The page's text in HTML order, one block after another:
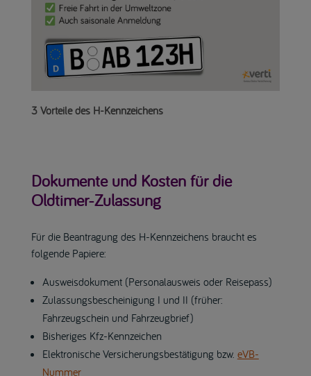
3 Vorteile des H-Kennzeichens
Dokumente und Kosten für die
Oldtimer-Zulassung
Für die Beantragung des H-Kennzeichens braucht es
folgende Papiere:
Ausweisdokument (Personalausweis oder Reisepass)
Zulassungsbescheinigung I und II (früher:
Fahrzeugschein und Fahrzeugbrief)
Bisheriges Kfz-Kennzeichen
Elektronische Versicherungsbestätigung bzw. eVB-
Nummer